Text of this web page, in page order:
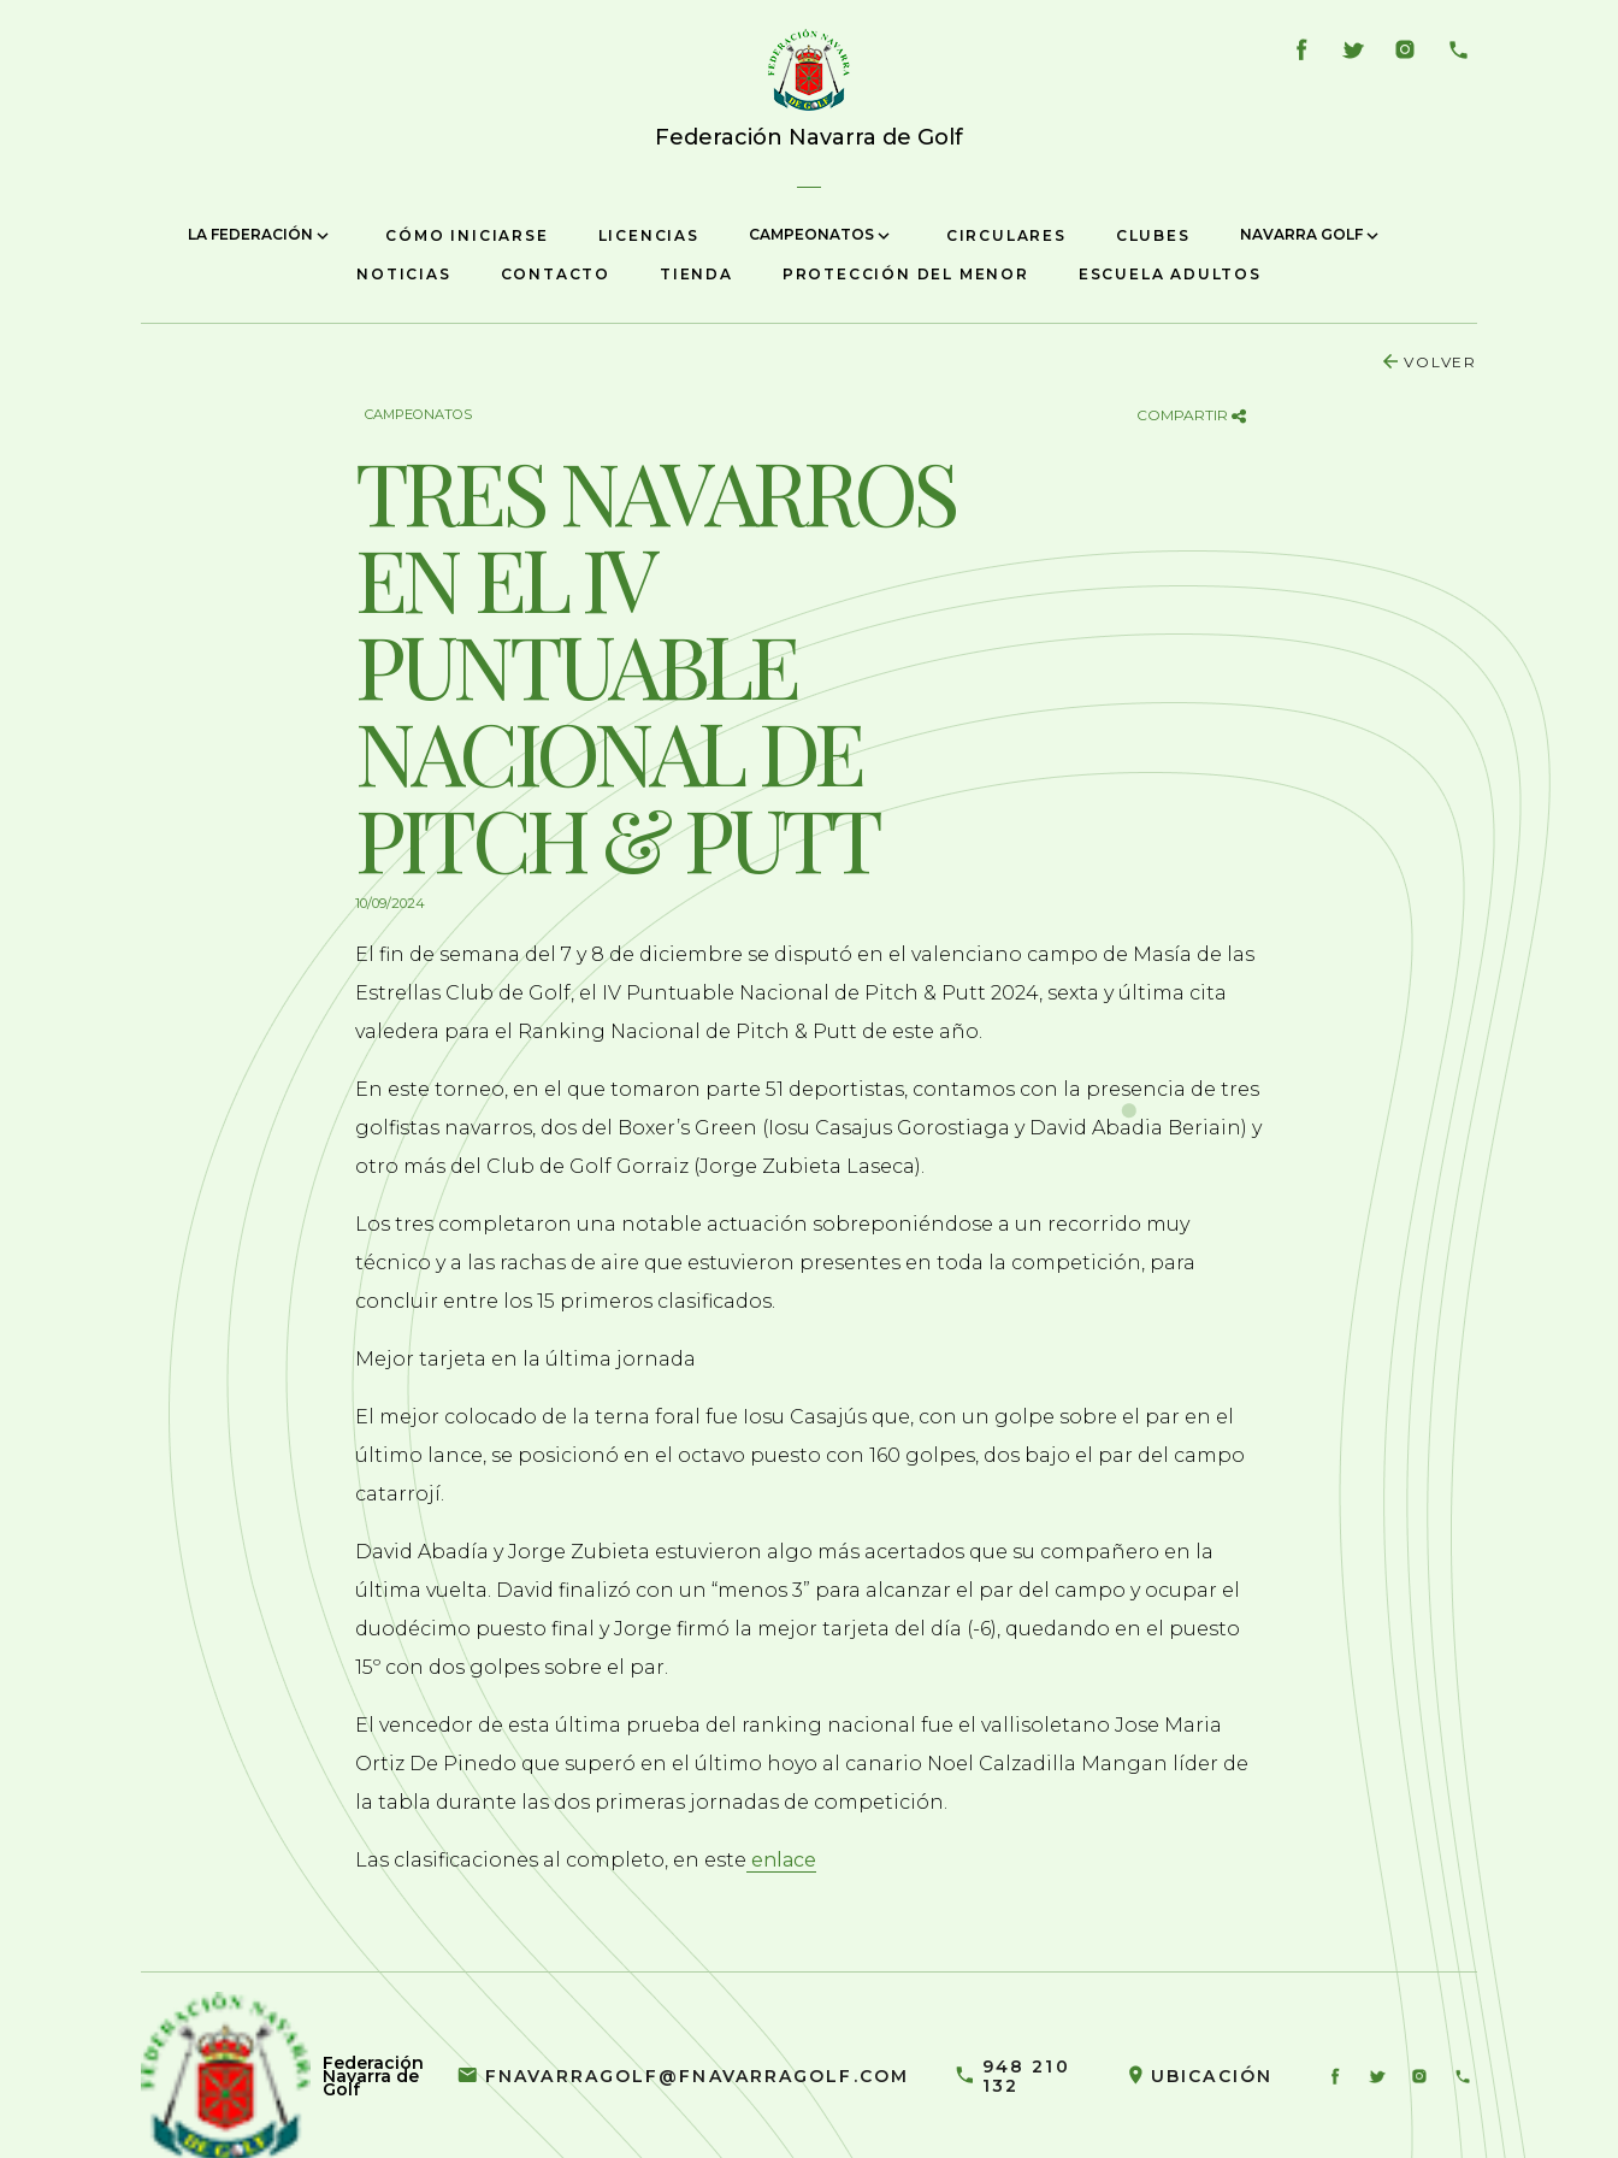
Federación Navarra de Golf
LA FEDERACIÓN CÓMO INICIARSE LICENCIAS CAMPEONATOS CIRCULARES CLUBES NAVARRA GOLF
NOTICIAS CONTACTO TIENDA PROTECCIÓN DEL MENOR ESCUELA ADULTOS
VOLVER
CAMPEONATOS COMPARTIR
TRES NAVARROS
EN EL IV
PUNTUABLE
NACIONAL DE
PITCH & PUTT
10/09/2024
El fin de semana del 7 y 8 de diciembre se disputó en el valenciano campo de Masía de las
Estrellas Club de Golf, el IV Puntuable Nacional de Pitch & Putt 2024, sexta y última cita
valedera para el Ranking Nacional de Pitch & Putt de este año.
En este torneo, en el que tomaron parte 51 deportistas, contamos con la presencia de tres
golfistas navarros, dos del Boxer’s Green (Iosu Casajus Gorostiaga y David Abadia Beriain) y
otro más del Club de Golf Gorraiz (Jorge Zubieta Laseca).
Los tres completaron una notable actuación sobreponiéndose a un recorrido muy
técnico y a las rachas de aire que estuvieron presentes en toda la competición, para
concluir entre los 15 primeros clasificados.
Mejor tarjeta en la última jornada
El mejor colocado de la terna foral fue Iosu Casajús que, con un golpe sobre el par en el
último lance, se posicionó en el octavo puesto con 160 golpes, dos bajo el par del campo
catarrojí.
David Abadía y Jorge Zubieta estuvieron algo más acertados que su compañero en la
última vuelta. David finalizó con un “menos 3” para alcanzar el par del campo y ocupar el
duodécimo puesto final y Jorge firmó la mejor tarjeta del día (-6), quedando en el puesto
15º con dos golpes sobre el par.
El vencedor de esta última prueba del ranking nacional fue el vallisoletano Jose Maria
Ortiz De Pinedo que superó en el último hoyo al canario Noel Calzadilla Mangan líder de
la tabla durante las dos primeras jornadas de competición.
Las clasificaciones al completo, en este enlace
Federación
Navarra de
Golf
FNAVARRAGOLF@FNAVARRAGOLF.COM
948 210
132
UBICACIÓN